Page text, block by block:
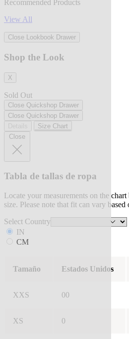
Recommended Products
View All
Close Lookbook Drawer
Shop the Look
X
Sold Out
Close Quickshop Drawer
Close Quickshop Drawer
Size Chart
Close
Tabla de tallas de ropa
Locate your measurements on the
size. Please note that fit can vary based
Select Country
IN
CM
Tamaño Estados Unidos
XXS 00
XS 0